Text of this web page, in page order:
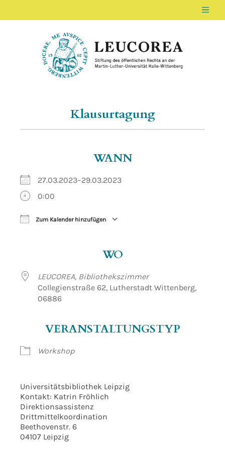
LEUCOREA DE
Stiftung des öffentlichen Rechts an der
Klausurtagung
WANN
27.03.2023–29.03.2023
0:00
Zum Kalender hinzufügen
WO
LEUCOREA, Bibliothekszimmer
Collegienstraße 62, Lutherstadt Wittenberg,
06886
VERANSTALTUNGSTYP
Workshop
Universitätsbibliothek Leipzig
Kontakt: Katrin Fröhlich
Direktionsassistenz
Drittmittelkoordination
Beethovenstr. 6
04107 Leipzig